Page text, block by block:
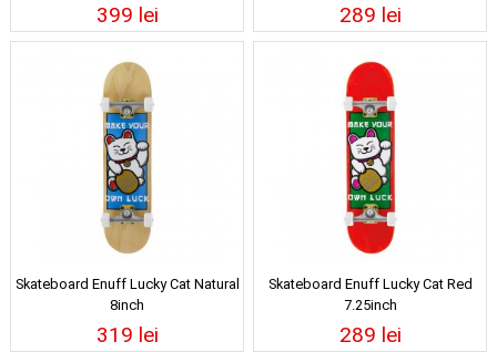
399 lei 289 lei
Skateboard Enuff Lucky Cat Natural
8inch
319 lei
Skateboard Enuff Lucky Cat Red
7.25inch
289 lei